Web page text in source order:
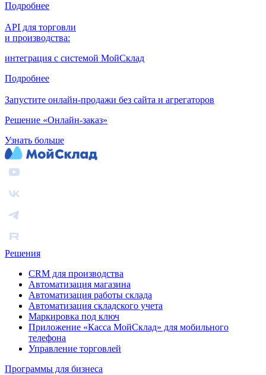
Подробнее
API для торговли
и производства:
интеграция с системой МойСклад
Подробнее
Запустите онлайн-продажи без сайта и агрегаторов
Решение «Онлайн-заказ»
Узнать больше
Решения
CRM для производства
Автоматизация магазина
Автоматизация работы склада
Автоматизация складского учета
Маркировка под ключ
Приложение «Касса МойСклад» для мобильного
телефона
Управление торговлей
Программы для бизнеса